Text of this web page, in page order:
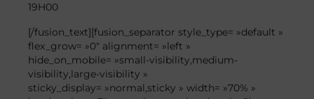
19H00
[/fusion_text][fusion_separator style_type= »default »
flex_grow= »0″ alignment= »left »
hide_on_mobile= »small-visibility,medium-
visibility,large-visibility »
sticky_display= »normal,sticky » width= »70% »